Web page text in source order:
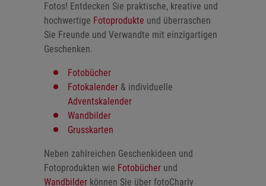
Fotos! Entdecken Sie praktische, kreative und
hochwertige Fotoprodukte und überraschen
Sie Freunde und Verwandte mit einzigartigen
Geschenken.
Fotobücher
Fotokalender & individuelle
Adventskalender
Wandbilder
Grusskarten
Neben zahlreichen Geschenkideen und
Fotoprodukten wie Fotobücher und
Wandbilder können Sie über fotoCharly